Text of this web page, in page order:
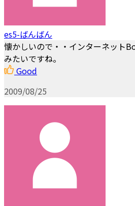
es5-ばんばん
懐かしいので・・インターネット
みたいですね。
Good
2009/08/25